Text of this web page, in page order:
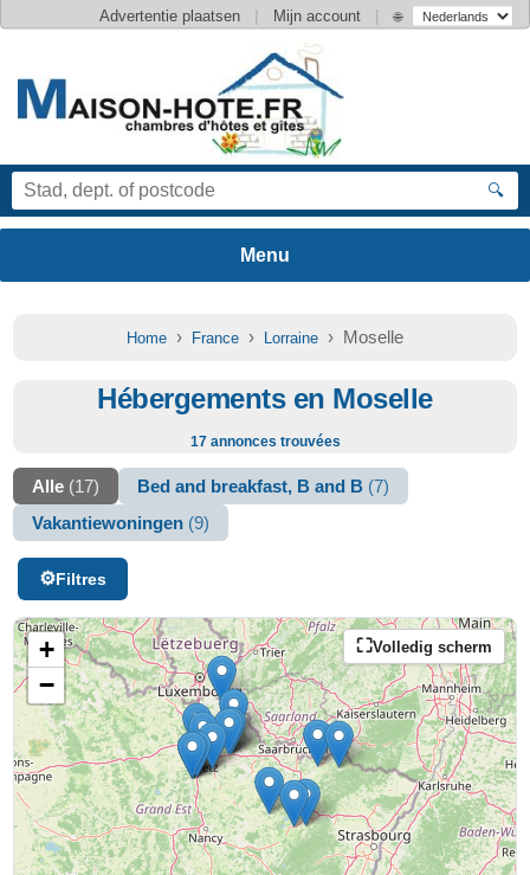
Advertentie plaatsen | Mijn account | 🌐
🔍
Home › France › Lorraine › Moselle
Hébergements en Moselle
17 annonces trouvées
Alle (17) Bed and breakfast, B and B (7)
Vakantiewoningen (9)
Filtres
Volledig scherm
+
−